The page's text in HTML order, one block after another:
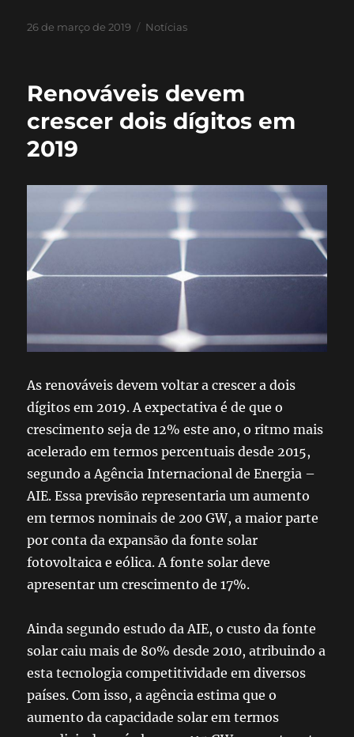
26 de março de 2019 Notícias
Renováveis devem
crescer dois dígitos em
2019
As renováveis devem voltar a crescer a dois
dígitos em 2019. A expectativa é de que o
crescimento seja de 12% este ano, o ritmo mais
acelerado em termos percentuais desde 2015,
segundo a Agência Internacional de Energia –
AIE. Essa previsão representaria um aumento
em termos nominais de 200 GW, a maior parte
por conta da expansão da fonte solar
fotovoltaica e eólica. A fonte solar deve
apresentar um crescimento de 17%.
Ainda segundo estudo da AIE, o custo da fonte
solar caiu mais de 80% desde 2010, atribuindo a
esta tecnologia competitividade em diversos
países. Com isso, a agência estima que o
aumento da capacidade solar em termos